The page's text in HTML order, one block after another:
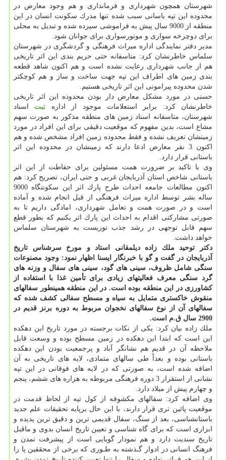
شهرستان همچون شهرداری و فرمانداری و هم وجود معارض در
محدوده این تپه باسانی سبب شده تنها مدرك سكونت انسان در این
منطقه از 9000 سال پیش به فراموشی سپرده شده و تبدیل به محلی
برای دوچرخه سواری و موتورسواری برای جوانان شود.
مدیر دفتر نمایندگی اداره میراث فرهنگی و گردشگری در شهرستان
سلماس خاطرنشان كرد: متاسفانه حتی حریم بندی این اثر تاریخی
هم از جانب شهرداری رعایت نشده است و هم اكنون شاهد قطعه
بندی زمین های اطراف این تپه جهت ساخت و ساز و هم كوچكتر
شدن محدوده پیرامونی این اثر تاریخی هستیم.
حسنی در مورد مشكل معارض دار بودن محدوده این اثر تاریخی
خاطرنشان كرد: برابر استعلامات موجود از اداره ثبت اسناد
شهرستان، متاسفانه اسناد زمین های منطقه مذكور به صورت سهم
مشاع است، بدین مفهوم كه موقعیت دقیقی برای این افراد در مورد
زمینشان تعریف نشده و فقط محدوده زمین افراد مشخص شده و هم
اكنون 3 نفر معارض ادعا دارند كه زمینشان در محدوده این اثر
باستانی قرار دارد.
وی با تاكید بر ضرورت همت مسئولین برای حفاطت از این اثر
باستانی شاخص استان آذربایجان غربی و حتی ایران، تصریح كرد: هم
اكنون مطالعات جامعه احداث طرح پارك اثر این سكونتگاه 9000
ساله بشر توسط اداره میراث فرهنگی از قبل انجام شده و آماده
است و در صورت همت و تعامل شهرداری، امادگی داریم تا به
صورتی مشاركتی اقدام به احداث این پارك اثر بكنیم كه بطور قطع
سهم قابل توجهی در رشد جذب توریست به شهرستان سلماس
خواهد داشت.
دكتر توحید ملك زاده دیلمقانی استاد و مورخ سرشناس تاریخ
آذربایجان در گفت و گو با خبرنگار ایسنا اظهار نمود: وجود مصنوعات
سنگی شامل ظروف، سینی های گود، سینی های سفال و وزنه های
گرد سنگی معرف فعالیتهای زیادی برای تأمین غذا با استفاده از
كشاورزی در این منطقه بوده است. در این منطقه همینطور سفالهای
منقوش خاكستری متمایل به سیاه و مسطح سفالی كشف شده كه
سفالهای آن از نوع سفالهای نخجوان مربوط به دوره برنز قدیم در
2900 سال ق.م است.
ملك زاده بیان كرد: یكی از نكات برجسته در مورد تاریخ این دهكده
این است كه ابتدا این دهكده در زمین مسطح بوده و وسعت قابل
ملاحظه آن در قدیم هم نشانگر آباد و پرجمعیت بودن این دهكده
باستانی بوده و بعداً طی سالهای متمادی، لایه های تاریخی به آن
اضافه شده است، به صورتی كه در لایه های فوقانی در این تپه
نشانی از استقرار 3 دوره فرهنگی مربوطه به هزاره های ششم، پنجم
و چهارم پیش از میلاد دارد.
وی اضافه كرد: سفالهای مكشوفه از كول تپه از لحاظ قدمت در
موقعیت پائین تری قرار دارند، با این حال برپایه تحقیقات علم جدید
باستانشناسی، بعد از سنگ، سفال قدیمی ترین و دقیق ترین پدیده و
ابزاری است كه برای گاه شناسی و تعیین تاریخ انسان بدوی و ماقبل
تاریخ سندیت دارد و هم نمودار گویایی است از پیشرفت تمدن و
فرهنگ انسانی در ادوار گـذشته به طـوری كه برخی از محققین پا را